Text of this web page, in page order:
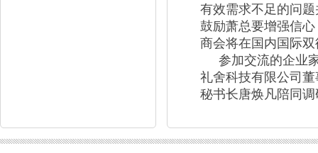
有效需求不足的问
鼓励萧总要增强信
商会将在国内国际
参加交流的企业
礼舍科技有限公司
秘书长唐焕凡陪同调